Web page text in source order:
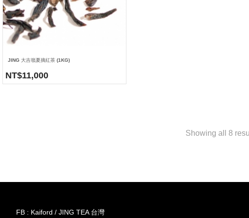
JING 大吉嶺夏摘紅茶 (1KG)
NT$11,000
Showing all 8
FB : Kaiford / JING TEA 台灣